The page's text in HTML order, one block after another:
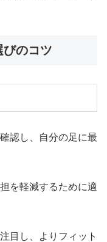
のコツ
認し、自分の足に最
を軽減するために適
目し、よりフィット